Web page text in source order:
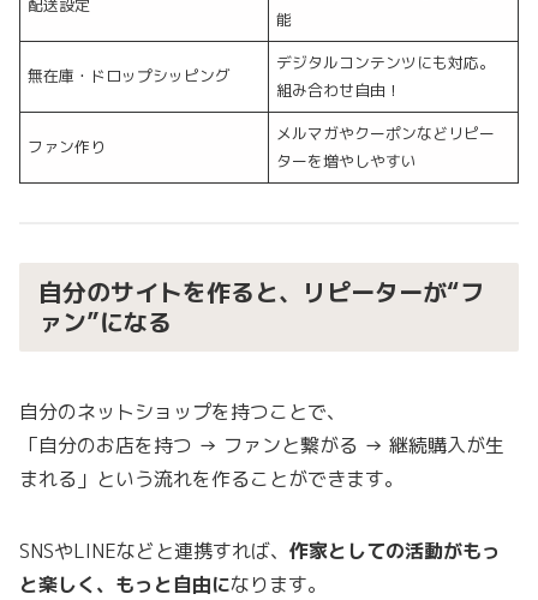
配送設定
能
無在庫・ドロップシッピング
デジタルコンテンツにも対応。
組み合わせ自由！
ファン作り
メルマガやクーポンなどリピー
ターを増やしやすい
自分のサイトを作ると、リピーターが“フ
ァン”になる
自分のネットショップを持つことで、
「自分のお店を持つ → ファンと繋がる → 継続購入が生
まれる」という流れを作ることができます。
SNSやLINEなどと連携すれば、 作家としての活動がもっ
と楽しく、もっと自由になります。